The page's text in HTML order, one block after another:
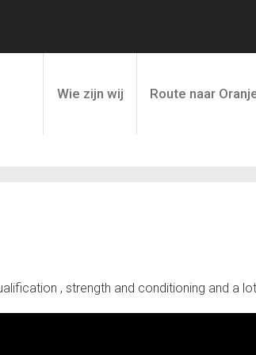
Wie zijn wij Route naar
, strength and conditioning and a